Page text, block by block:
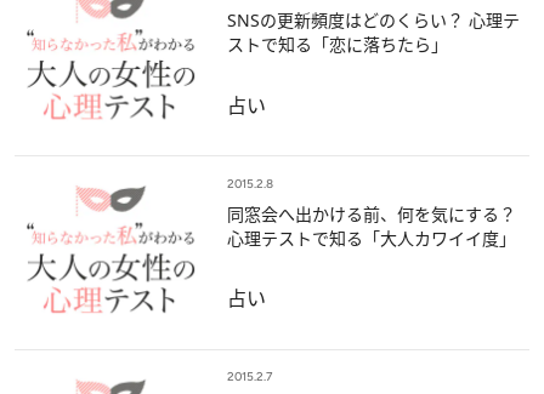
SNSの更新頻度はどのくらい？ 心理テ
ストで知る「恋に落ちたら」
占い
2015.2.8
同窓会へ出かける前、何を気にする？
心理テストで知る「大人カワイイ度」
占い
2015.2.7